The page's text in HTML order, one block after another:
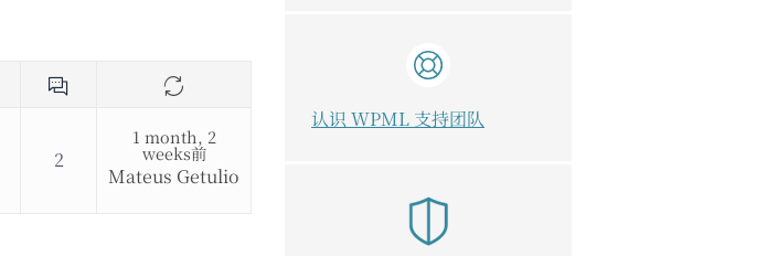
2
1 month, 2
weeks前
Mateus Getulio
认识 WPML 支持团队